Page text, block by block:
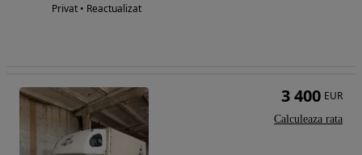
Privat • Reactualizat
3 400 EUR
Calculeaza rata